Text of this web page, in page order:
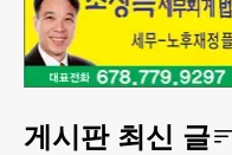
게시판 최신 글